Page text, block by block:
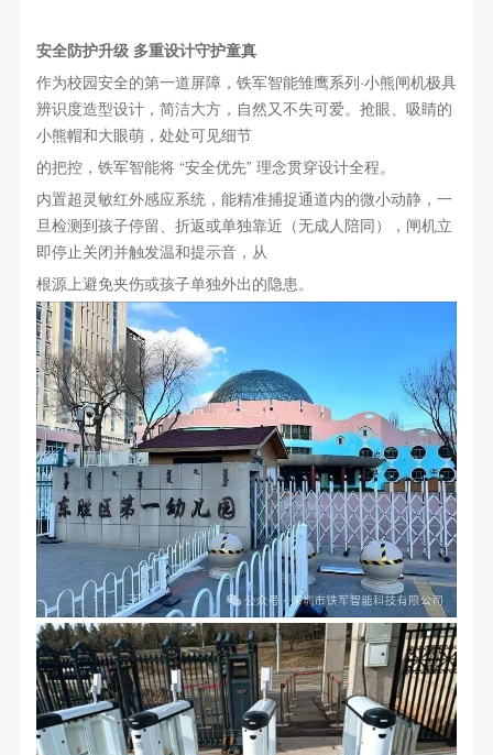
安全防护升级 多重设计守护童真
作为校园安全的第一道屏障，铁军智能雏鹰系列·小熊闸机极具
辨识度造型设计，简洁大方，自然又不失可爱。抢眼、吸睛的
小熊帽和大眼萌，处处可见细节
的把控，铁军智能将 “安全优先” 理念贯穿设计全程。
内置超灵敏红外感应系统，能精准捕捉通道内的微小动静，一
旦检测到孩子停留、折返或单独靠近（无成人陪同），闸机立
即停止关闭并触发温和提示音，从
根源上避免夹伤或孩子单独外出的隐患。